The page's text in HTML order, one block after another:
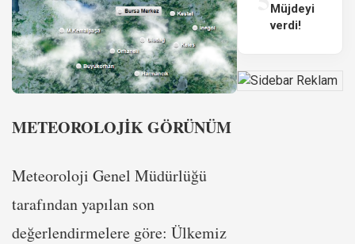
METEOROLOJİK GÖRÜNÜM
Meteoroloji Genel Müdürlüğü
tarafından yapılan son
değerlendirmelere göre: Ülkemiz
Müjdeyi
verdi!